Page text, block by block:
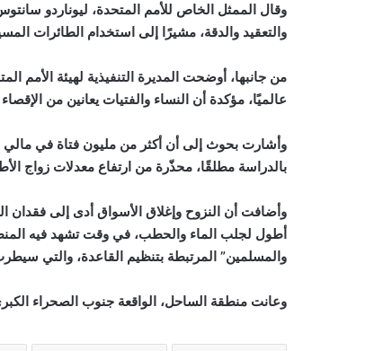
وقال الممثل الخاص للأمم المتحدة، ليوناردو
والتعقيد والدقة، مشيرًا إلى استخدام الطائرات
من جانبها، أوضحت المديرة التنفيذية لهيئة الأمم
عالميًا، مؤكدة أن النساء والفتيات يعانين من
بالدراسة مطلقًا، محذّرة من ارتفاع معدلات زواج
وأضافت أن النزوح وإغلاق الأسواق أدى إلى
أطول لجلب الماء والحطب، في وقت تشهد فيه
والمسلمين” المرتبطة بتنظيم القاعدة، والتي
وعانت منطقة الساحل، الواقعة جنوب الصحراء